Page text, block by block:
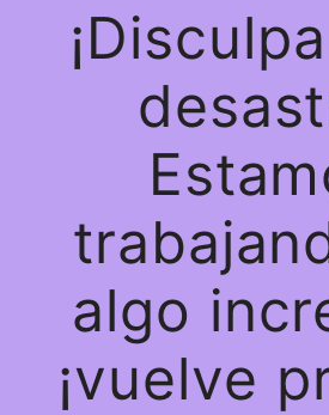
algo
¡vuelve